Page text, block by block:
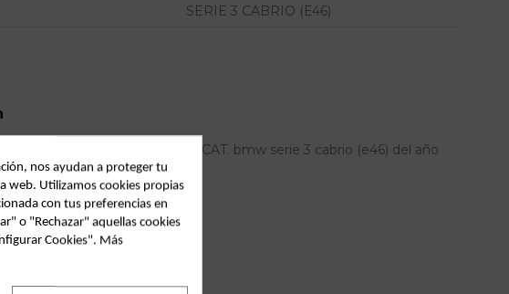
SERIE 3 CABRIO (E46)
CABRIO (E46) 2.0 16V DIESEL CAT. bmw serie 3 cabrio (e46) del año
nos ayudan a proteger tu
web. Utilizamos cookies propias
con tus preferencias en
o "Rechazar" aquellas cookies
Cookies". Más